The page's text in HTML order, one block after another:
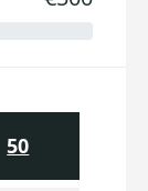
50